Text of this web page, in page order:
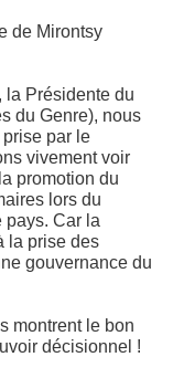
de Mirontsy
la Présidente du
du Genre), nous
par le
vivement voir
promotion du
lors du
pays. Car la
la prise des
gouvernance du
montrent le bon
décisionnel !